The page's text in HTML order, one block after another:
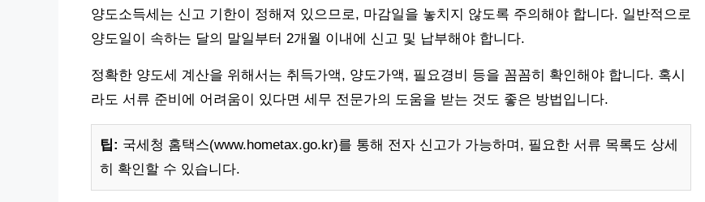
양도소득세는 신고 기한이 정해져 있으므로, 마감일을 놓치지 않도록 주의해야 합니다. 일반적으로
양도일이 속하는 달의 말일부터 2개월 이내에 신고 및 납부해야 합니다.
정확한 양도세 계산을 위해서는 취득가액, 양도가액, 필요경비 등을 꼼꼼히 확인해야 합니다. 혹시
라도 서류 준비에 어려움이 있다면 세무 전문가의 도움을 받는 것도 좋은 방법입니다.
팁: 국세청 홈택스(www.hometax.go.kr)를 통해 전자 신고가 가능하며, 필요한 서류 목록도 상세
히 확인할 수 있습니다.